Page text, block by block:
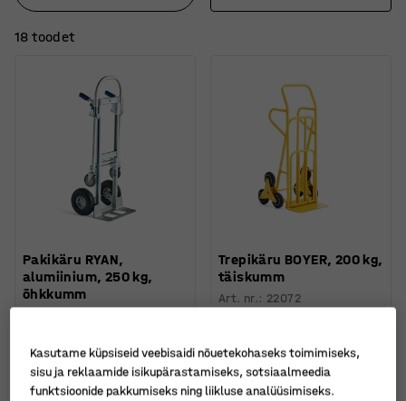
18 toodet
Pakikäru RYAN,
alumiinium, 250 kg,
õhkkumm
270 €
Ilma km-ta
TELLI
Trepikäru BOYER, 200 kg,
täiskumm
Art. nr.: 22072
190 €
Ilma km-ta
TELLI
Kasutame küpsiseid veebisaidi nõuetekohaseks toimimiseks,
sisu ja reklaamide isikupärastamiseks, sotsiaalmeedia
funktsioonide pakkumiseks ning liikluse analüüsimiseks.